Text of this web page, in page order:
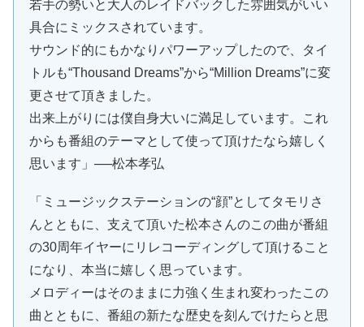
若手の勢いと大人のレイドバックした雰囲気がいい
具合にミックスされています。
サウンド的にもかなりパワーアップしたので、タイ
トルも“Thousand Dreams”から“Million Dreams”に変
更させて頂きました。
出来上がりには僕自身大いに満足しています。これ
からも番組のテーマとして使って頂けたなら嬉しく
思います」──松本孝弘
「ミュージックステーションの“顔”としてタモリさ
んとともに、支えて頂いた松本さんのこの曲が番組
の30周年イヤーにリレコーディングして頂けること
になり、本当に嬉しく思っています。
メロディーはそのままに力強く生まれ変わったこの
曲とともに、番組の新たな歴史を刻んでけたらと思